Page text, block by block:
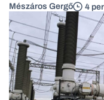
Mészáros Gergő 4